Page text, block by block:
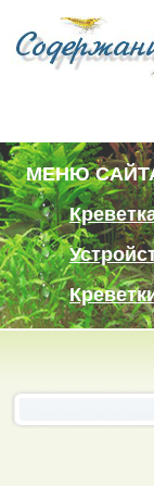
МЕНЮ